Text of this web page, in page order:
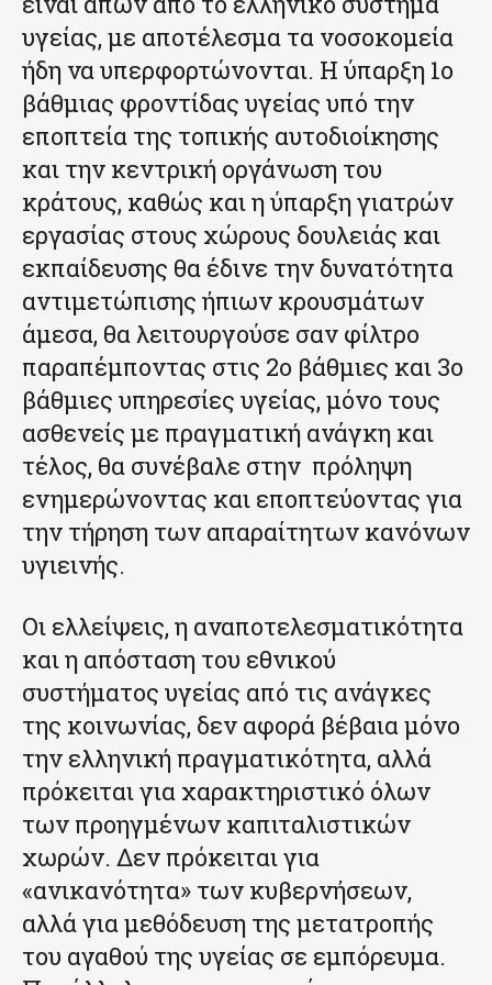
υγείας, με αποτέλεσμα τα νοσοκομεία
ήδη να υπερφορτώνονται. Η ύπαρξη 1ο
βάθμιας φροντίδας υγείας υπό την
εποπτεία της τοπικής αυτοδιοίκησης
και την κεντρική οργάνωση του
κράτους, καθώς και η ύπαρξη γιατρών
εργασίας στους χώρους δουλειάς και
εκπαίδευσης θα έδινε την δυνατότητα
αντιμετώπισης ήπιων κρουσμάτων
άμεσα, θα λειτουργούσε σαν φίλτρο
παραπέμποντας στις 2ο βάθμιες και 3ο
βάθμιες υπηρεσίες υγείας, μόνο τους
ασθενείς με πραγματική ανάγκη και
τέλος, θα συνέβαλε στην πρόληψη
ενημερώνοντας και εποπτεύοντας για
την τήρηση των απαραίτητων κανόνων
υγιεινής.
Οι ελλείψεις, η αναποτελεσματικότητα
και η απόσταση του εθνικού
συστήματος υγείας από τις ανάγκες
της κοινωνίας, δεν αφορά βέβαια μόνο
την ελληνική πραγματικότητα, αλλά
πρόκειται για χαρακτηριστικό όλων
των προηγμένων καπιταλιστικών
χωρών. Δεν πρόκειται για
«ανικανότητα» των κυβερνήσεων,
αλλά για μεθόδευση της μετατροπής
του αγαθού της υγείας σε εμπόρευμα.